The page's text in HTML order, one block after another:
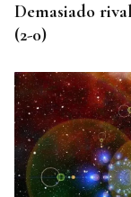
Demasiado
(2-0)